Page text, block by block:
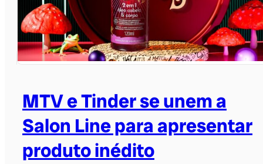
MTV e Tinder se unem a
Salon Line para apresentar
produto inédito